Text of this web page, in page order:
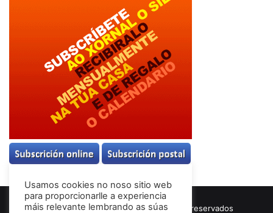
© Copyright 2026, Todos los derechos reservados
Usamos cookies no noso sitio web
para proporcionarlle a experiencia
máis relevante lembrando as súas